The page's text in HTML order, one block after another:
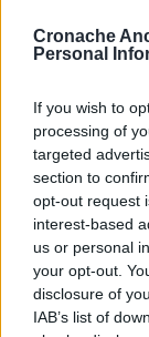
Cronache
Personal
If you wish to
processing of
targeted
section to
opt-out request
interest-based
us or personal
your opt-out.
disclosure of
IAB’s list of
anni il Pd le
garanzia
conclude
Acqua, il
politica: «Il